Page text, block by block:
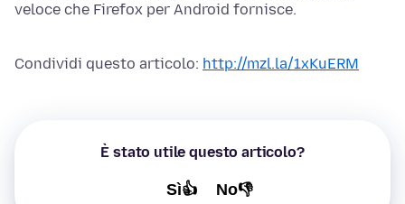
veloce che Firefox per Android fornisce.
Condividi questo articolo: http://mzl.la/1xKuERM
È stato utile questo articolo?
Sì👍 No👎